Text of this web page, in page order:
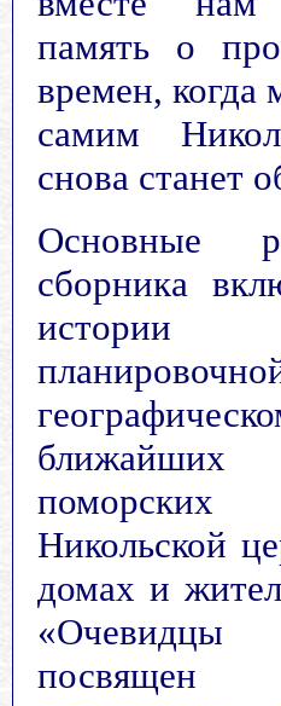
память о
времен, когда
самим
снова станет
Основные
сборника
истории
ближайших
Никольской
домах и
«Очевидцы
посвящен